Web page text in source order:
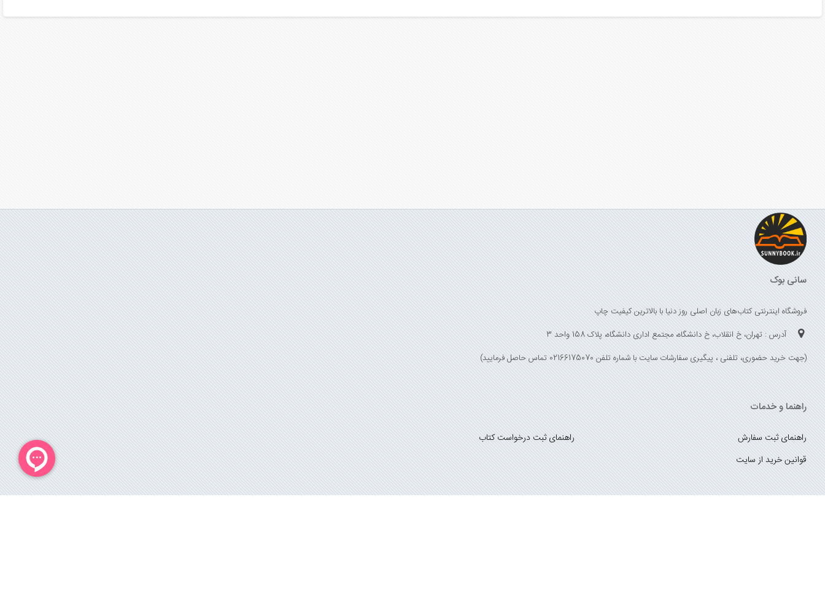
سانی بوک
فروشگاه اینترنتی کتاب‌های زبان اصلی روز دنیا با بالاترین کیفیت چاپ
آدرس : تهران، خ انقلاب، خ دانشگاه، مجتمع اداری دانشگاه، پلاک 158 واحد 3
(جهت خرید حضوری، تلفنی ، پیگیری سفارشات سایت با شماره تلفن 02166175070 تماس حاصل فرمایید)
راهنما و خدمات
راهنمای ثبت سفارش
راهنمای ثبت درخواست کتاب
قوانین خرید از سایت
_